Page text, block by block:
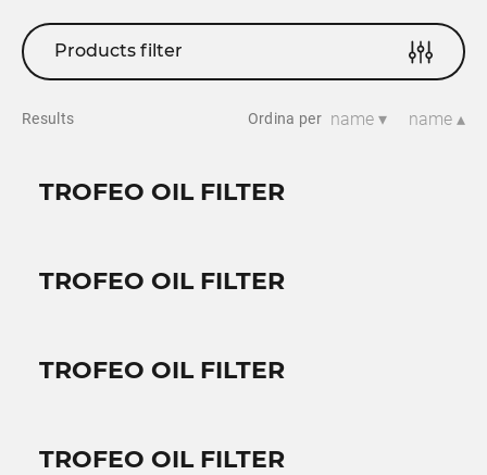
Products filter
Results Ordina per name ▾ name ▴
TROFEO OIL FILTER
TROFEO OIL FILTER
TROFEO OIL FILTER
TROFEO OIL FILTER